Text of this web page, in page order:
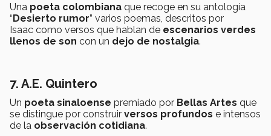
Una poeta colombiana que recoge en su antología
“Desierto rumor” varios poemas, descritos por
Isaac como versos que hablan de escenarios verdes
llenos de son con un dejo de nostalgia.
7. A.E. Quintero
Un poeta sinaloense premiado por Bellas Artes que
se distingue por construir versos profundos e intensos
de la observación cotidiana.